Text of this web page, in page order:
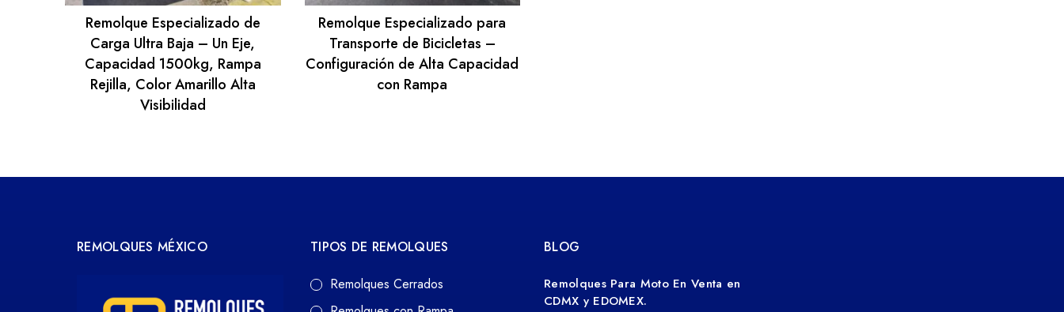
Remolque Especializado de
Carga Ultra Baja – Un Eje,
Capacidad 1500kg, Rampa
Rejilla, Color Amarillo Alta
Visibilidad
Remolque Especializado para
Transporte de Bicicletas –
Configuración de Alta Capacidad
con Rampa
REMOLQUES MÉXICO TIPOS DE REMOLQUES
Remolques Cerrados
BLOG
Remolques Para Moto En Venta en
CDMX y EDOMEX.